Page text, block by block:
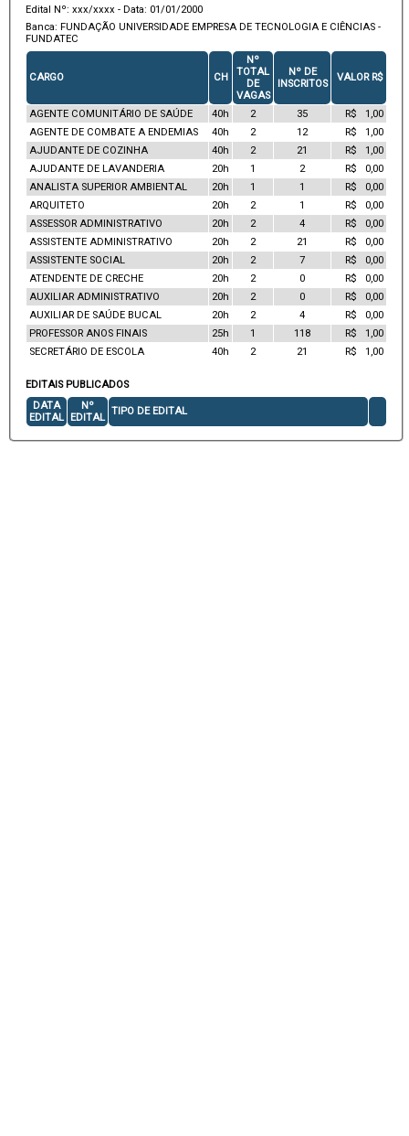
Edital Nº: xxx/xxxx - Data: 01/01/2000
Banca: FUNDAÇÃO UNIVERSIDADE EMPRESA DE TECNOLOGIA E CIÊNCIAS -
FUNDATEC
CARGO CH
Nº
TOTAL
DE
VAGAS
Nº DE
INSCRITOS
VALOR R$
AGENTE COMUNITÁRIO DE SAÚDE 40h 2 35
R$ 1,00
AGENTE DE COMBATE A ENDEMIAS
40h 2 12
R$ 1,00
AJUDANTE DE COZINHA
40h 2 21
R$ 1,00
AJUDANTE DE LAVANDERIA
20h 1 2
R$ 0,00
ANALISTA SUPERIOR AMBIENTAL
20h 1 1
R$ 0,00
ARQUITETO
20h 2 1
R$ 0,00
ASSESSOR ADMINISTRATIVO
20h 2 4
R$ 0,00
ASSISTENTE ADMINISTRATIVO
20h 2 21
R$ 0,00
ASSISTENTE SOCIAL
20h 2 7
R$ 0,00
ATENDENTE DE CRECHE
20h 2 0
R$ 0,00
AUXILIAR ADMINISTRATIVO
20h 2 0
R$ 0,00
AUXILIAR DE SAÚDE BUCAL
20h 2 4
R$ 0,00
PROFESSOR ANOS FINAIS
25h 1 118
R$ 1,00
SECRETÁRIO DE ESCOLA
40h 2 21 R$ 1,00
EDITAIS PUBLICADOS
DATA
EDITAL
Nº
EDITAL
TIPO DE EDITAL